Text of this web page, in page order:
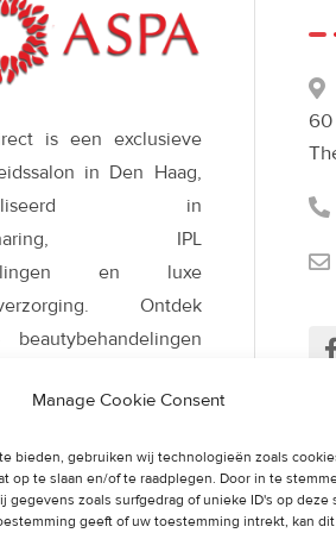
Manage Cookie Consent
bieden, gebruiken wij technologieën zoals
op te slaan en/of te raadplegen. Door in te
gegevens zoals surfgedrag of unieke ID's op deze
geeft of uw toestemming intrekt, kan
is een exclusieve
in Den Haag,
in
IPL
en luxe
Ontdek
beautybehandelingen
gezonde huid en